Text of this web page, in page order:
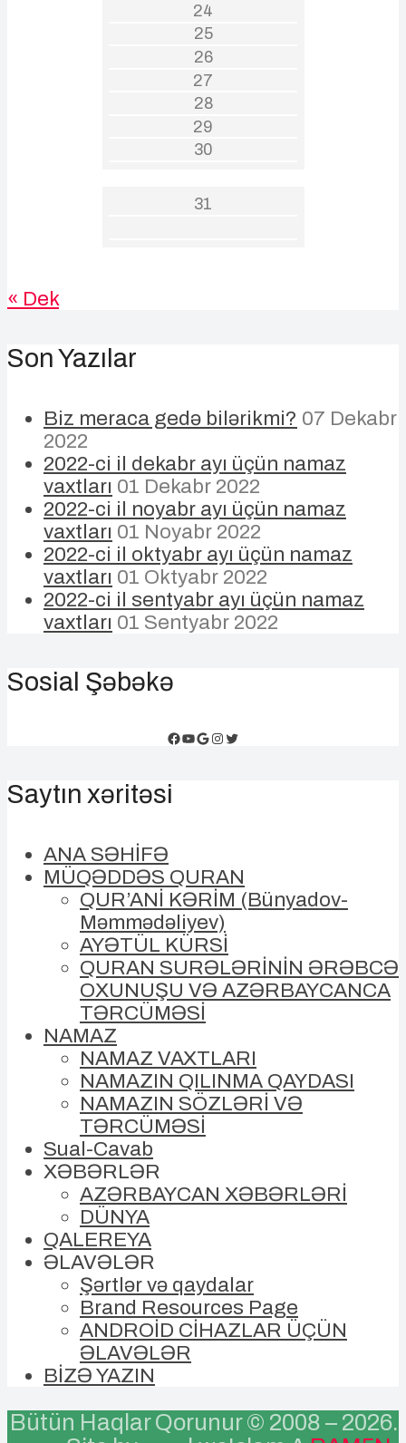
24
25
26
27
28
29
30
31
« Dek
Son Yazılar
Biz meraca gedə bilərikmi? 07 Dekabr
2022
2022-ci il dekabr ayı üçün namaz
vaxtları 01 Dekabr 2022
2022-ci il noyabr ayı üçün namaz
vaxtları 01 Noyabr 2022
2022-ci il oktyabr ayı üçün namaz
vaxtları 01 Oktyabr 2022
2022-ci il sentyabr ayı üçün namaz
vaxtları 01 Sentyabr 2022
Sosial Şəbəkə
Facebook
YouTube
Google
Instagram
Twitter
Saytın xəritəsi
ANA SƏHİFƏ
MÜQƏDDƏS QURAN
QUR’ANİ KƏRİM (Bünyadov-
Məmmədəliyev)
AYƏTÜL KÜRSİ
QURAN SURƏLƏRİNİN ƏRƏBCƏ
OXUNUŞU VƏ AZƏRBAYCANCA
TƏRCÜMƏSİ
NAMAZ
NAMAZ VAXTLARI
NAMAZIN QILINMA QAYDASI
NAMAZIN SÖZLƏRİ VƏ
TƏRCÜMƏSİ
Sual-Cavab
XƏBƏRLƏR
AZƏRBAYCAN XƏBƏRLƏRİ
DÜNYA
QALEREYA
ƏLAVƏLƏR
Şərtlər və qaydalar
Brand Resources Page
ANDROİD CİHAZLAR ÜÇÜN
ƏLAVƏLƏR
BİZƏ YAZIN
Bütün Haqlar Qorunur © 2008 – 2026.